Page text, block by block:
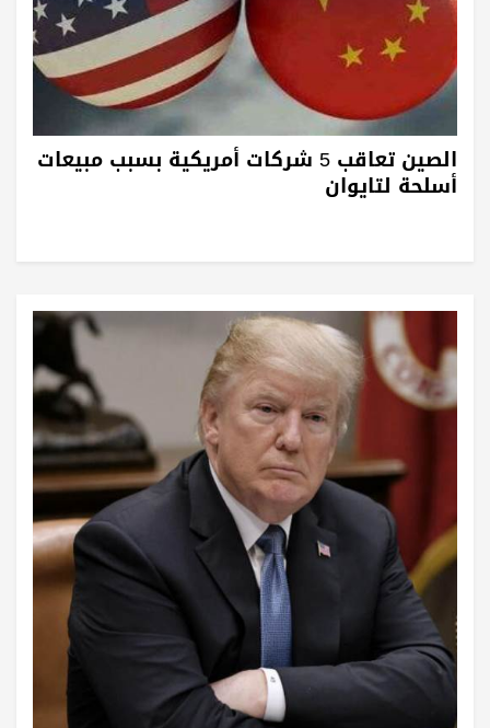
الصين تعاقب 5 شركات أمريكية بسبب مبيعات
أسلحة لتايوان